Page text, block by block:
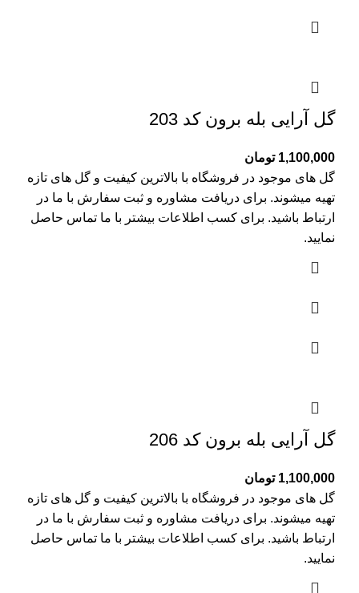
گل آرایی بله برون کد 203
1,100,000 تومان
گل های موجود در فروشگاه با بالاترین کیفیت و گل های تازه
تهیه میشوند. برای دریافت مشاوره و ثبت سفارش با ما در
ارتباط باشید. برای کسب اطلاعات بیشتر با ما تماس حاصل
نمایید.
گل آرایی بله برون کد 206
1,100,000 تومان
گل های موجود در فروشگاه با بالاترین کیفیت و گل های تازه
تهیه میشوند. برای دریافت مشاوره و ثبت سفارش با ما در
ارتباط باشید. برای کسب اطلاعات بیشتر با ما تماس حاصل
نمایید.